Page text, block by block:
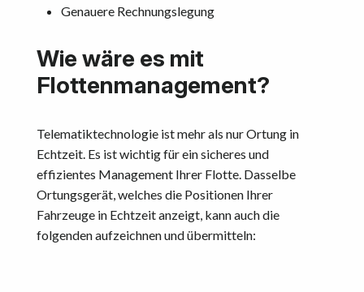
Genauere Rechnungslegung
Wie wäre es mit
Flottenmanagement?
Telematiktechnologie ist mehr als nur Ortung in
Echtzeit. Es ist wichtig für ein sicheres und
effizientes Management Ihrer Flotte. Dasselbe
Ortungsgerät, welches die Positionen Ihrer
Fahrzeuge in Echtzeit anzeigt, kann auch die
folgenden aufzeichnen und übermitteln: